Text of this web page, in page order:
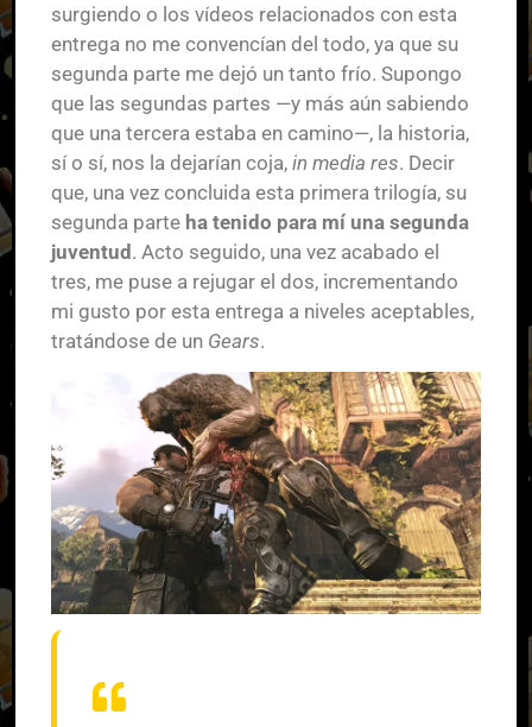
surgiendo o los vídeos relacionados con esta
entrega no me convencían del todo, ya que su
segunda parte me dejó un tanto frío. Supongo
que las segundas partes —y más aún sabiendo
que una tercera estaba en camino—, la historia,
sí o sí, nos la dejarían coja, in media res. Decir
que, una vez concluida esta primera trilogía, su
segunda parte ha tenido para mí una segunda
juventud. Acto seguido, una vez acabado el
tres, me puse a rejugar el dos, incrementando
mi gusto por esta entrega a niveles aceptables,
tratándose de un Gears.